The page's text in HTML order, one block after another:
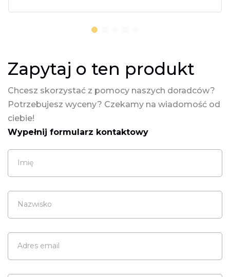
Zapytaj o ten produkt
Chcesz skorzystać z pomocy naszych doradców?
Potrzebujesz wyceny? Czekamy na wiadomość od
ciebie!
Wypełnij formularz kontaktowy
Imię
Nazwisko
Adres email